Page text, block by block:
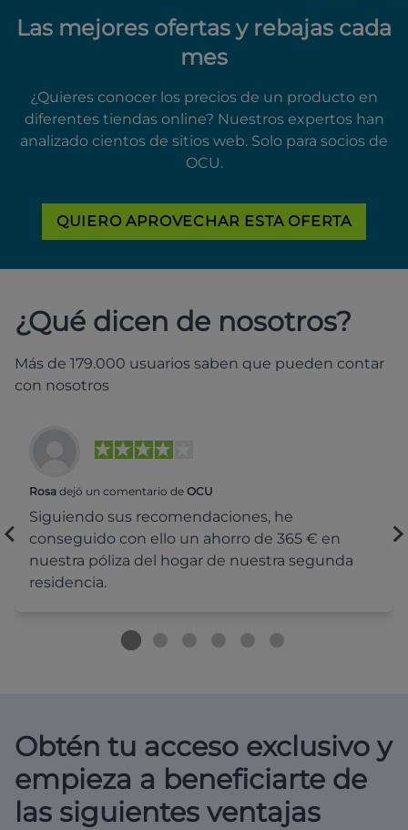
Las mejores ofertas y rebajas cada
mes
¿Quieres conocer los precios de un producto en
diferentes tiendas online? Nuestros expertos han
analizado cientos de sitios web. Solo para socios de
OCU.
QUIERO APROVECHAR ESTA OFERTA
¿Qué dicen de nosotros?
Más de 179.000 usuarios saben que pueden contar
con nosotros
Rosa dejó un comentario de OCU
Siguiendo sus recomendaciones, he
conseguido con ello un ahorro de 365 € en
nuestra póliza del hogar de nuestra segunda
residencia.
Obtén tu acceso exclusivo y
empieza a beneficiarte de
las siguientes ventajas